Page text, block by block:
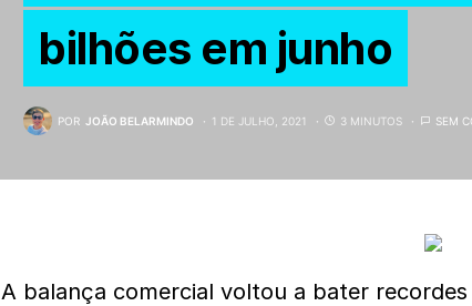
bilhões em junho
POR JOÃO BELARMINDO 1 DE JULHO, 2021 3 MINUTOS SEM
A balança comercial voltou a bater